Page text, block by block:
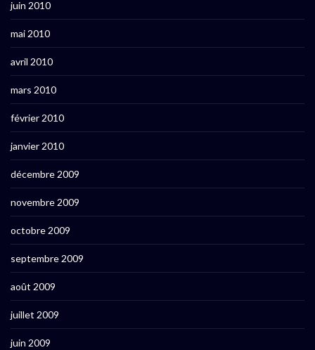
juin 2010
mai 2010
avril 2010
mars 2010
février 2010
janvier 2010
décembre 2009
novembre 2009
octobre 2009
septembre 2009
août 2009
juillet 2009
juin 2009